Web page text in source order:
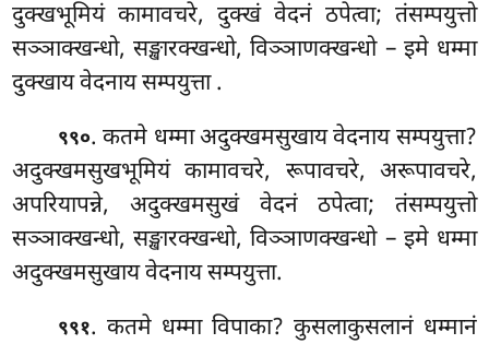
दुक्खभूमियं कामावचरे, दुक्खं वेदनं ठपेत्वा; तंसम्पयुत्तो
सञ्ञाक्खन्धो, सङ्खारक्खन्धो, विञ्ञाणक्खन्धो – इमे धम्मा
दुक्खाय वेदनाय सम्पयुत्ता.
९९०. कतमे धम्मा अदुक्खमसुखाय वेदनाय सम्पयुत्ता?
अदुक्खमसुखभूमियं कामावचरे, रूपावचरे, अरूपावचरे,
अपरियापन्ने, अदुक्खमसुखं वेदनं ठपेत्वा; तंसम्पयुत्तो
सञ्ञाक्खन्धो, सङ्खारक्खन्धो, विञ्ञाणक्खन्धो – इमे धम्मा
अदुक्खमसुखाय वेदनाय सम्पयुत्ता.
९९१. कतमे धम्मा विपाका? कुसलाकुसलानं धम्मानं